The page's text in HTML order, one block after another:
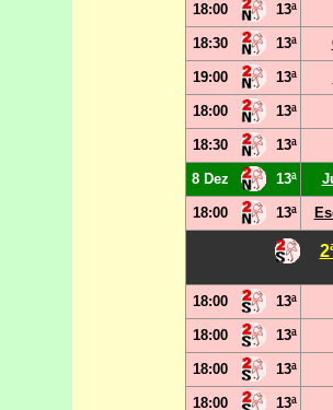
18:00 13ª
18:30 13ª
19:00 13ª
18:00 13ª
18:30 13ª
8 Dez 13ª
18:00 13ª
18:00 13ª
18:00 13ª
18:00 13ª
18:00 13ª